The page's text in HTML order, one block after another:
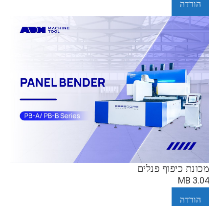
הורדה
מכונת כיפוף פנלים
3.04 MB
הורדה